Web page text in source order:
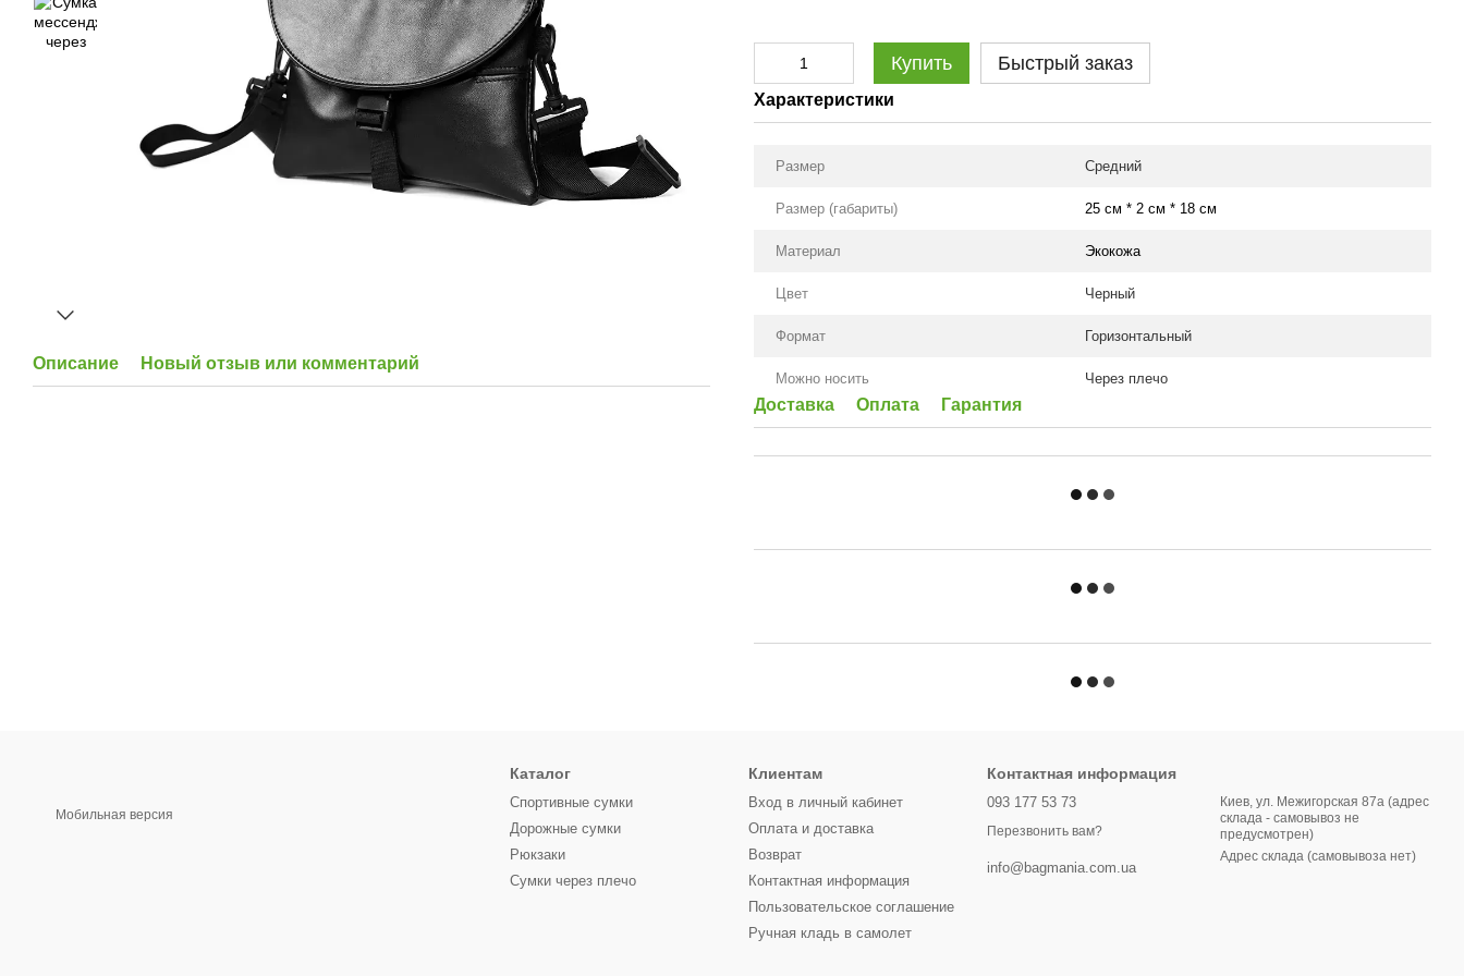
Описание Новый отзыв или комментарий
Купить Быстрый заказ
Характеристики
Размер Средний
Размер (габариты) 25 см * 2 см * 18 см
Материал Экокожа
Цвет Черный
Формат Горизонтальный
Можно носить Через плечо
Доставка Оплата Гарантия
Мобильная версия
Каталог
Спортивные сумки
Дорожные сумки
Рюкзаки
Сумки через плечо
Клиентам
Вход в личный кабинет
Оплата и доставка
Возврат
Контактная информация
Пользовательское соглашение
Ручная кладь в самолет
Контактная информация
093 177 53 73
Перезвонить вам?
info@bagmania.com.ua
Киев, ул. Межигорская 87а (адрес
склада - самовывоз не
предусмотрен)
Адрес склада (самовывоза нет)